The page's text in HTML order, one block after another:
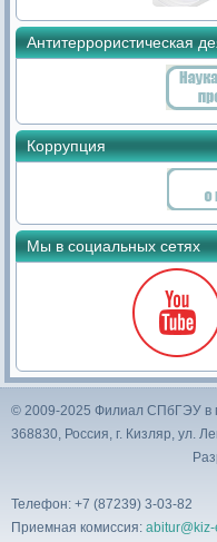
Антитеррористическая
Коррупция
Мы в социальных сетях
© 2009-2025 Филиал СПбГЭУ в
368830, Россия, г. Кизляр, ул.
Телефон: +7 (87239) 3-03-82
Приемная комиссия: